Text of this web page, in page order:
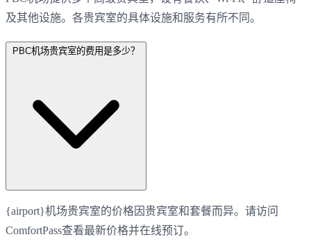
及其他设施。各贵宾室的具体设施和服务有所不同。
PBC机场贵宾室的费用是多少？
{airport}机场贵宾室的价格因贵宾室和套餐而异。请访问
ComfortPass查看最新价格并在线预订。